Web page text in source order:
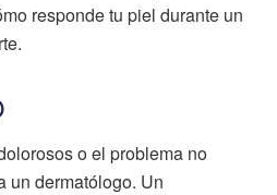
responde tu piel durante un
o el problema no
un dermatólogo. Un